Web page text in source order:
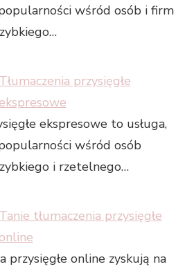
wśród osób i firm
Tłumaczenia przysięgłe
ekspresowe
ekspresowe to usługa,
wśród osób
i rzetelnego…
Tanie tłumaczenia przysięgłe
online
przysięgłe online zyskują na